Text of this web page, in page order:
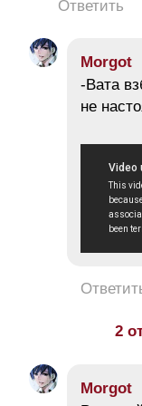
Ответить
Morgot
-Вата
не
2
Morgot